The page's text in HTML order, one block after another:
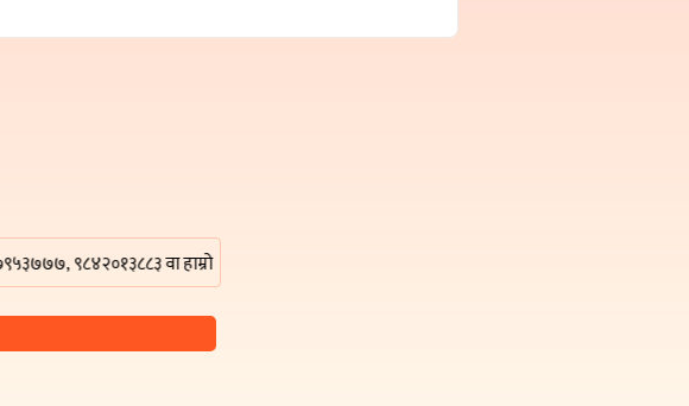
९८४२०१३८८३ वा हाम्रो इमेल ठेगाना damakpost@gmail.com मा सम्पर्क गर्न सक्नु हुनेछ